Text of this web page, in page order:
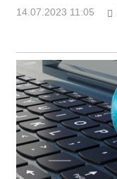
14.07.2023 11:05